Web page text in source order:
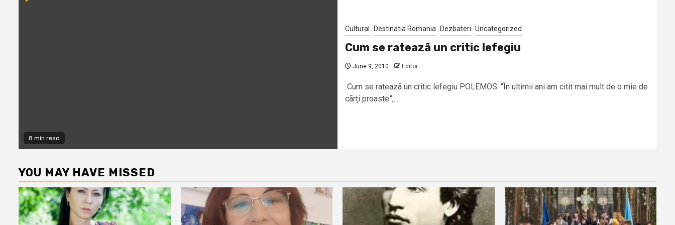
8 min read
Cultural Destinatia Romania Dezbateri Uncategorized
Cum se rateazã un critic lefegiu
June 9, 2010 Editor
Cum se rateazã un critic lefegiu POLEMOS: “În ultimii ani am citit mai mult de o mie de
cãrți proaste”,...
YOU MAY HAVE MISSED